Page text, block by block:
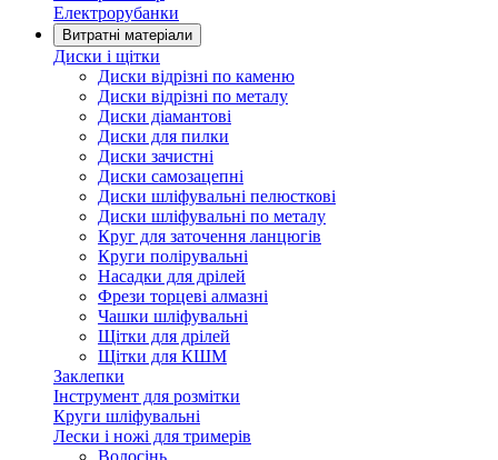
Електрорубанки
Витратні матеріали
Диски і щітки
Диски відрізні по каменю
Диски відрізні по металу
Диски діамантові
Диски для пилки
Диски зачистні
Диски самозацепні
Диски шліфувальні пелюсткові
Диски шліфувальні по металу
Круг для заточення ланцюгів
Круги полірувальні
Насадки для дрілей
Фрези торцеві алмазні
Чашки шліфувальні
Щітки для дрілей
Щітки для КШМ
Заклепки
Інструмент для розмітки
Круги шліфувальні
Лески і ножі для тримерів
Волосінь